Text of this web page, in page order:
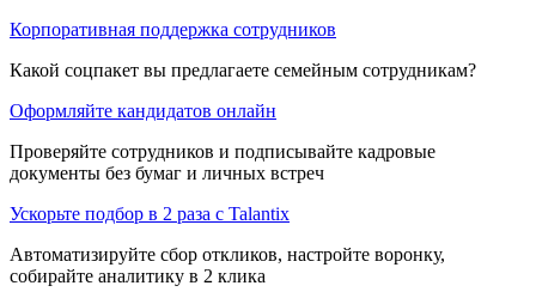
Корпоративная поддержка сотрудников
Какой соцпакет вы предлагаете семейным сотрудникам?
Оформляйте кандидатов онлайн
Проверяйте сотрудников и подписывайте кадровые
документы без бумаг и личных встреч
Ускорьте подбор в 2 раза с Talantix
Автоматизируйте сбор откликов, настройте воронку,
собирайте аналитику в 2 клика